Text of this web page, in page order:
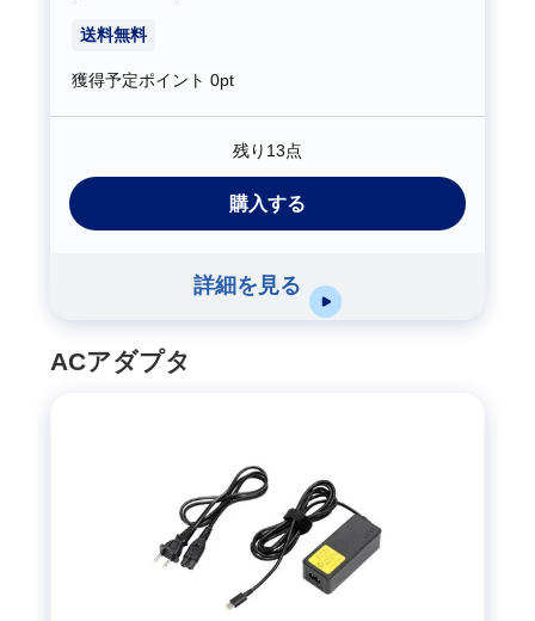
LS150/TSシリーズ、LS150/SSシリーズ
2014年10/4月発表製品
送料無料
獲得予定ポイント0pt
残り13点
購入する
詳細を見る
ACアダプタ